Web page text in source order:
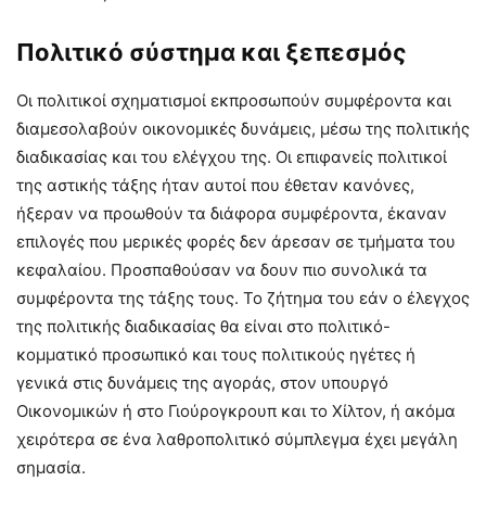
Πολιτικό σύστημα και ξεπεσμός
Οι πολιτικοί σχηματισμοί εκπροσωπούν συμφέροντα και
διαμεσολαβούν οικονομικές δυνάμεις, μέσω της πολιτικής
διαδικασίας και του ελέγχου της. Οι επιφανείς πολιτικοί
της αστικής τάξης ήταν αυτοί που έθεταν κανόνες,
ήξεραν να προωθούν τα διάφορα συμφέροντα, έκαναν
επιλογές που μερικές φορές δεν άρεσαν σε τμήματα του
κεφαλαίου. Προσπαθούσαν να δουν πιο συνολικά τα
συμφέροντα της τάξης τους. Το ζήτημα του εάν ο έλεγχος
της πολιτικής διαδικασίας θα είναι στο πολιτικό-
κομματικό προσωπικό και τους πολιτικούς ηγέτες ή
γενικά στις δυνάμεις της αγοράς, στον υπουργό
Οικονομικών ή στο Γιούρογκρουπ και το Χίλτον, ή ακόμα
χειρότερα σε ένα λαθροπολιτικό σύμπλεγμα έχει μεγάλη
σημασία.